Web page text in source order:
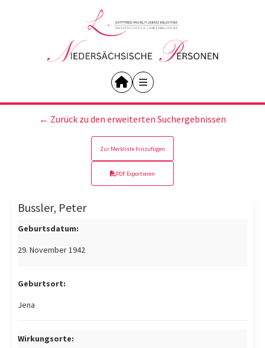
← Zurück zu den erweiterten Suchergebnissen
Zur Merkliste hinzufügen
PDF Exportieren
Bussler, Peter
Geburtsdatum:
29. November 1942
Geburtsort:
Jena
Wirkungsorte: